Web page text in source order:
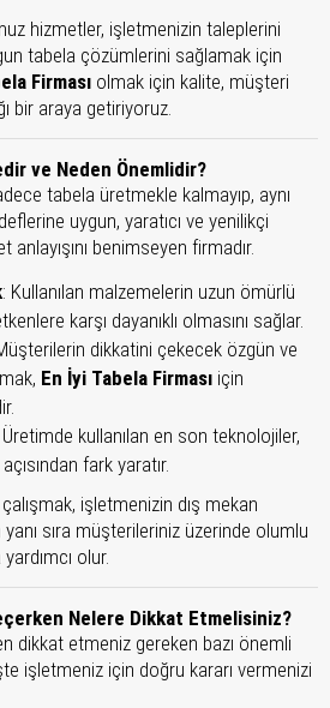
hizmetler, işletmenizin taleplerini
tabela çözümlerini sağlamak için
Firması olmak için kalite, müşteri
bir araya getiriyoruz.
ve Neden Önemlidir?
tabela üretmekle kalmayıp, aynı
uygun, yaratıcı ve yenilikçi
benimseyen firmadır.
: Kullanılan malzemelerin uzun ömürlü
karşı dayanıklı olmasını sağlar.
dikkatini çekecek özgün ve
En İyi Tabela Firması için
Üretimde kullanılan en son teknolojiler,
fark yaratır.
işletmenizin dış mekan
sıra müşterileriniz üzerinde olumlu
olur.
Nelere Dikkat Etmelisiniz?
dikkat etmeniz gereken bazı önemli
işletmeniz için doğru kararı vermenizi